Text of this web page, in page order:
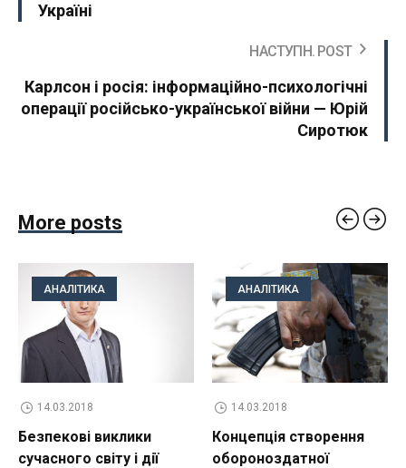
Україні
НАСТУПН. POST
Карлсон і росія: інформаційно-психологічні
операції російсько-української війни — Юрій
Сиротюк
More posts
АНАЛІТИКА
14.03.2018
Безпекові виклики
сучасного світу і дії
АНАЛІТИКА
14.03.2018
Концепція створення
обороноздатної